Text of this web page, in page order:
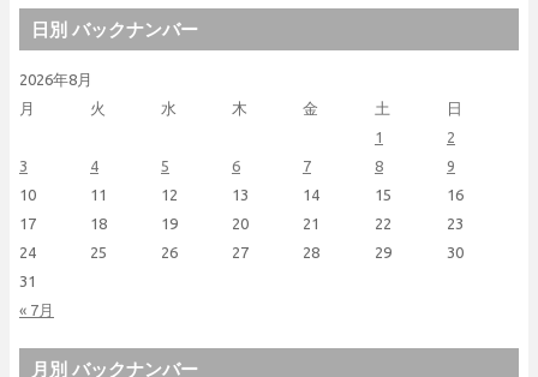
日別 バックナンバー
2026年8月
月
火 水 木 金 土 日
« 7月
1
2
3
4 5 6 7 8
9
10
11 12 13 14 15
16
17
18 19 20 21 22
23
24
25 26 27 28 29
30
31
月別 バックナンバー